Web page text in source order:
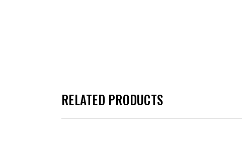
RELATED PRODUCTS